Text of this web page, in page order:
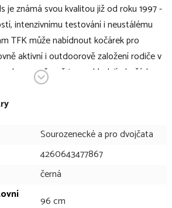
je známá svou kvalitou již od roku 1997 -
intenzivnímu testování i neustálému
TFK může nabídnout kočárek pro
aktivní i outdoorově založení rodiče v
přesně to, co hledají - kočárky
nejen při běžném převozu vašeho
procházce městem, ale i při sportu, v
všechno. Nový kočárek pro
a designu. Od narození bezpečně,
vaše děti v jakémkoli terénu. Ať už
Sourozenecké a pro dvojčata
4260643477867
černá
96 cm